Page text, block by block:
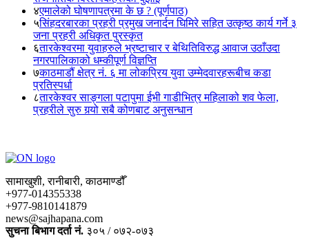
४एमालेको घोषणापत्रमा के छ ? (पूर्णपाठ)
५सिंहदरबारका प्रहरी प्रमुख जनार्दन घिमिरे सहित उत्कृष्ठ कार्य गर्ने ३
जना प्रहरी अधिकृत पुरस्कृत
६तारकेश्वरमा युवाहरुले भ्रष्टाचार र बेथितिविरुद्ध आवाज उठाँउदा
नगरपालिकाको धम्कीपूर्ण विज्ञप्ति
७काठमाडौं क्षेत्र नं. ६ मा लोकप्रिय युवा उम्मेदवारहरूबीच कडा
प्रतिस्पर्धा
८तारकेश्वर साङ्गला पटापुमा ईभी गाडीभित्र महिलाको शव फेला,
प्रहरीले सुरु गर्‍यो सबै कोणबाट अनुसन्धान
सामाखुशी, रानीबारी, काठमाण्डौँ
+977-014355338
+977-9810141879
news@sajhapana.com
सुचना बिभाग दर्ता नं. ३०५ / ०७२-०७३